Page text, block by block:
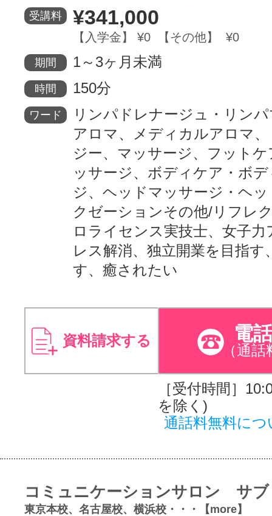
受講料 ¥341,000
【入学金】 ¥0 【その他】 ¥0
期間 1～3ヶ月未満
時間 150分
ワード
リンパドレナージュ・リン
アロマ、メディカルアロマ
ジー、マッサージ、フット
ッサージ、ボディケア・ボ
ジ、ヘッドマッサージ・ヘ
クゼーションその他/リフレ
ロライセンス実技士、女子
レス解消、独立開業を目指す
す、癒されたい
資料請求する 電
（通話
［受付時間］
を除く)
通話料無料につ
コミュニケーションサロン サブ
東京本校、名古屋校、横浜校・・・【more】